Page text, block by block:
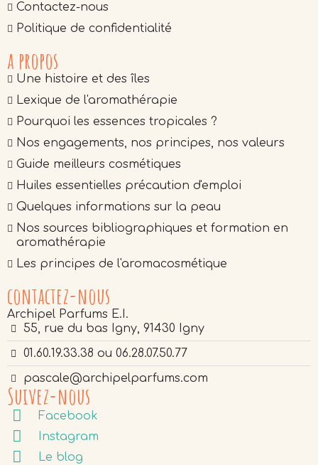
Contactez-nous
Politique de confidentialité
a propos
Une histoire et des îles
Lexique de l'aromathérapie
Pourquoi les essences tropicales ?
Nos engagements, nos principes, nos valeurs
Guide meilleurs cosmétiques
Huiles essentielles précaution d'emploi
Quelques informations sur la peau
Nos sources bibliographiques et formation en
aromathérapie
Les principes de l'aromacosmétique
contactez-nous
Archipel Parfums E.I.
55, rue du bas Igny, 91430 Igny
01.60.19.33.38 ou 06.28.07.50.77
pascale@archipelparfums.com
Suivez-nous
Facebook
Instagram
Le blog